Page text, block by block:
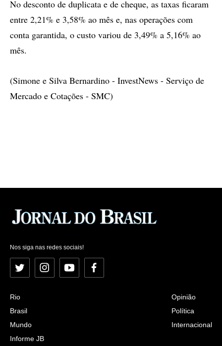
No desconto de duplicata e de cheque, as taxas ficaram
entre 2,21% e 3,58% ao mês e, nas operações com
conta garantida, o custo variou de 3,49% a 5,16% ao
mês.
(Simone e Silva Bernardino - InvestNews - Serviço de
Mercado e Cotações - SMC)
Nos siga nas redes sociais!
Twitter InstagramYouTubeFacebook
Rio
Brasil
Mundo
Informe JB
Opinião
Política
Internacional